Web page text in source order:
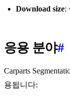
Download size:
응용 분야#
Carparts
용됩니다: